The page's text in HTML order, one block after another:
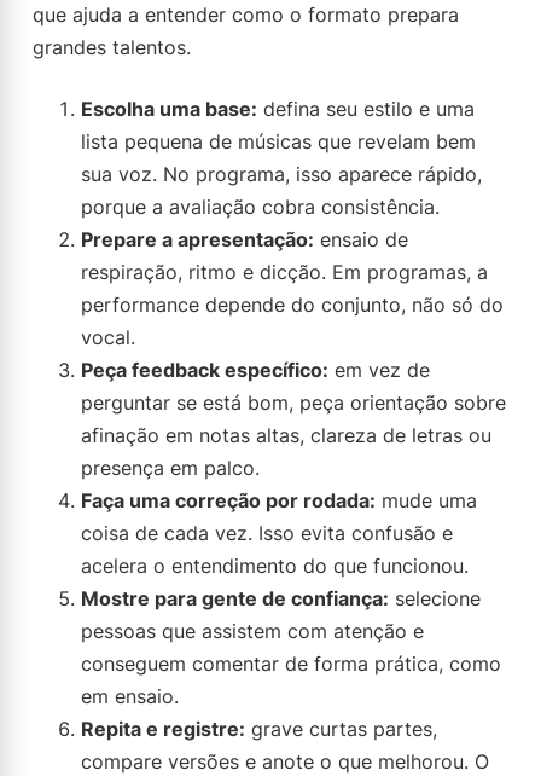
que ajuda a entender como o formato prepara
grandes talentos.
Escolha uma base: defina seu estilo e uma
lista pequena de músicas que revelam bem
sua voz. No programa, isso aparece rápido,
porque a avaliação cobra consistência.
Prepare a apresentação: ensaio de
respiração, ritmo e dicção. Em programas, a
performance depende do conjunto, não só do
vocal.
Peça feedback específico: em vez de
perguntar se está bom, peça orientação sobre
afinação em notas altas, clareza de letras ou
presença em palco.
Faça uma correção por rodada: mude uma
coisa de cada vez. Isso evita confusão e
acelera o entendimento do que funcionou.
Mostre para gente de confiança: selecione
pessoas que assistem com atenção e
conseguem comentar de forma prática, como
em ensaio.
Repita e registre: grave curtas partes,
compare versões e anote o que melhorou. O